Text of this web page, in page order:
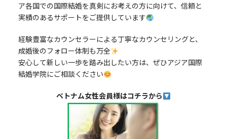
ア各国での国際結婚を真剣にお考えの方に向けて、信頼と
実績のあるサポートをご提供しています
経験豊富なカウンセラーによる丁寧なカウンセリングと、
成婚後のフォロー体制も万全
安心して新しい一歩を踏み出したい方は、ぜひアジア国際
結婚学院にご相談ください
ベトナム女性会員様はコチラから